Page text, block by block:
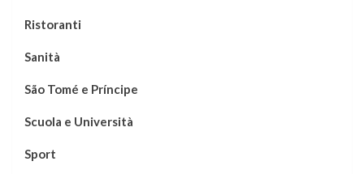
Ristoranti
Sanità
São Tomé e Príncipe
Scuola e Università
Sport